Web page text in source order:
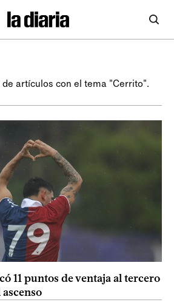
artículos con el tema "Cerrito".
11 puntos de ventaja al tercero